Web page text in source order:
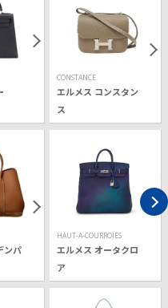
CONSTANCE
エルメス コンスタン
ス
ンパ
HAUT-A-COURROIES
エルメス オータクロ
ア